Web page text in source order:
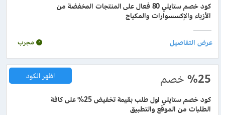
كود خصم ستايلي 80 فعال على المنتجات المخفضة من
الأزياء والإكسسوارات والمكياج
مجرب
%25 خصم
كود خصم ستايلي اول طلب بقيمة تخفيض 25% على كافة
الطلبات من الموقع والتطبيق
اظهر الكود